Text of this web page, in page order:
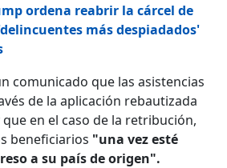
ordena reabrir la cárcel de
más despiadados'
comunicado que las asistencias
de la aplicación rebautizada
que en el caso de la retribución,
beneficiarios "una vez esté
a su país de origen".